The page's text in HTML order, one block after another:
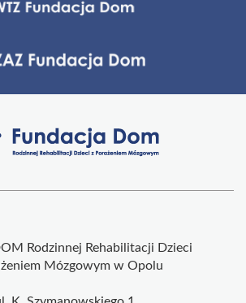
Rodzinnej Rehabilitacji Dzieci
Mózgowym w Opolu